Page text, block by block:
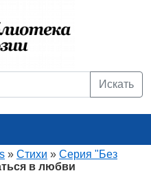
Искать
» Стихи » Серия "Без
в любви